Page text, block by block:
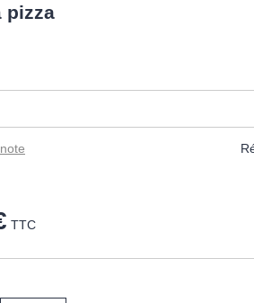
pizza
note
TTC